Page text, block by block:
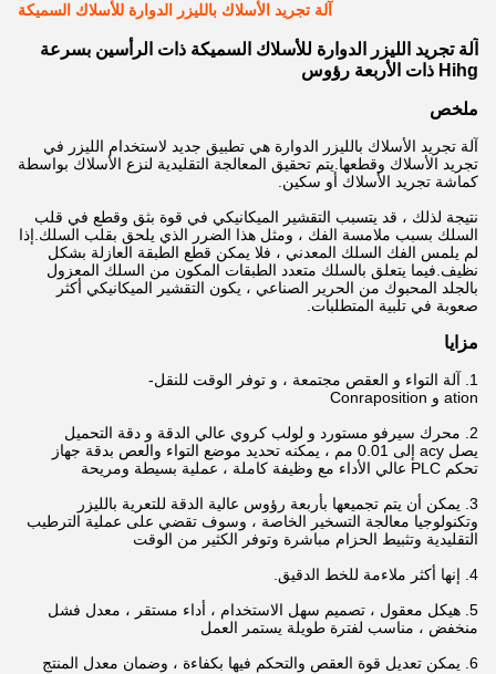
آلة تجريد الأسلاك بالليزر الدوارة للأسلاك السميكة
آلة تجريد الليزر الدوارة للأسلاك السميكة ذات الرأسين بسرعة
Hihg ذات الأربعة رؤوس
ملخص
آلة تجريد الأسلاك بالليزر الدوارة هي تطبيق جديد لاستخدام الليزر في
تجريد الأسلاك وقطعها.يتم تحقيق المعالجة التقليدية لنزع الأسلاك بواسطة
كماشة تجريد الأسلاك أو سكين.
نتيجة لذلك ، قد يتسبب التقشير الميكانيكي في قوة بثق وقطع في قلب
السلك بسبب ملامسة الفك ، ومثل هذا الضرر الذي يلحق بقلب السلك.إذا
لم يلمس الفك السلك المعدني ، فلا يمكن قطع الطبقة العازلة بشكل
نظيف.فيما يتعلق بالسلك متعدد الطبقات المكون من السلك المعزول
بالجلد المحبوك من الحرير الصناعي ، يكون التقشير الميكانيكي أكثر
صعوبة في تلبية المتطلبات.
مزايا
1. آلة التواء و العقص مجتمعة ، و توفر الوقت للنقل-
ation و Conraposition
2. محرك سيرفو مستورد و لولب كروي عالي الدقة و دقة التحميل
يصل acy إلى 0.01 مم ، يمكنه تحديد موضع التواء والعص بدقة
جهاز
تحكم PLC عالي الأداء مع وظيفة كاملة ، عملية بسيطة ومريحة
3. يمكن أن يتم تجميعها بأربعة رؤوس عالية الدقة للتعرية بالليزر
وتكنولوجيا معالجة التسخير الخاصة ، وسوف تقضي على عملية الترطيب
التقليدية وتثبيط الحزام مباشرة وتوفر الكثير من الوقت
4. إنها أكثر ملاءمة للخط الدقيق.
5. هيكل معقول ، تصميم سهل الاستخدام ، أداء مستقر ، معدل فشل
منخفض ، مناسب لفترة طويلة يستمر العمل
6. يمكن تعديل قوة العقص والتحكم فيها بكفاءة ، وضمان معدل المنتج